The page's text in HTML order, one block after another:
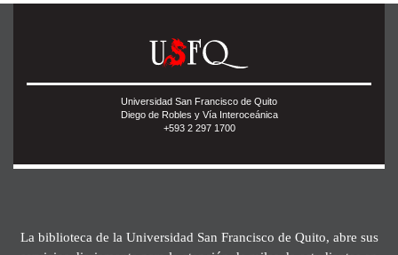
Universidad San Francisco de Quito
Diego de Robles y Vía Interoceánica
+593 2 297 1700
La biblioteca de la Universidad San Francisco de Quito, abre sus